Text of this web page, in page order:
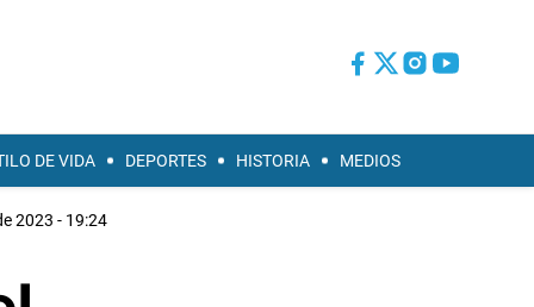
DE VIDA DEPORTES HISTORIA MEDIOS
2023 - 19:24